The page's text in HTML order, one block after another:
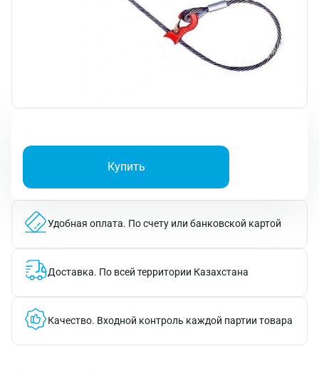
Купить
Удобная оплата. По счету или банковской картой
Доставка. По всей территории Казахстана
Качество. Входной контроль каждой партии товара